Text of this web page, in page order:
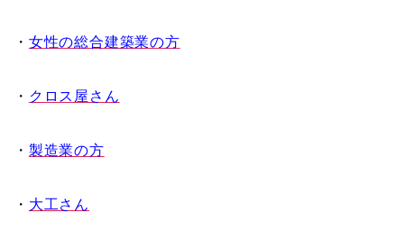
・ 女性の総合建築業の方
・ クロス屋さん
・ 製造業の方
・ 大工さん